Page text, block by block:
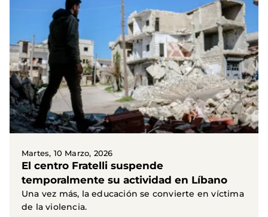
Martes, 10 Marzo, 2026
El centro Fratelli suspende
temporalmente su actividad en Líbano
Una vez más, la educación se convierte en víctima
de la violencia.